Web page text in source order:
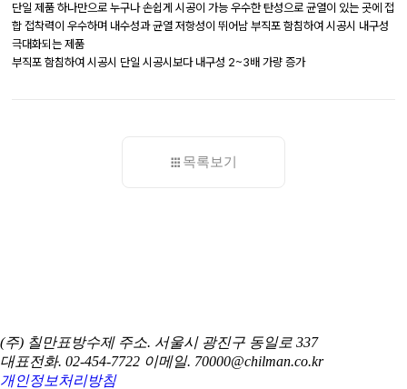
단일 제품 하나만으로 누구나 손쉽게 시공이 가능 우수한 탄성으로 균열이 있는 곳에 접
합 접착력이 우수하며 내수성과 균열 저항성이 뛰어남 부직포 함침하여 시공시 내구성
극대화되는 제품
부직포 함침하여 시공시 단일 시공시보다 내구성 2~3배 가량 증가
목록보기
(주) 칠만표방수제 주소. 서울시 광진구 동일로 337
대표전화. 02-454-7722 이메일. 70000@chilman.co.kr
개인정보처리방침